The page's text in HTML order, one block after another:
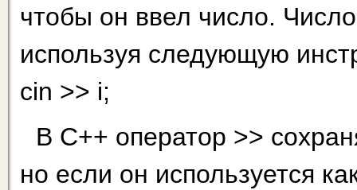
чтобы он ввел число.
используя следующую
cin >> i;
В С++ оператор >>
но если он используется